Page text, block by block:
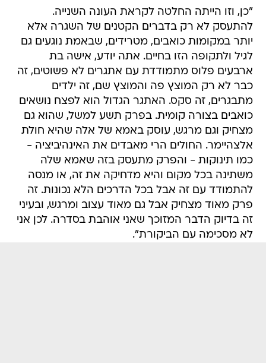
"כן, וזו הייתה החלטה לקראת העונה השנייה.
להתעסק לא רק בדברים הקטנים של השגרה אלא
יותר במקומות כואבים, מטרידים, שבאמת נוגעים גם
לגיל ולתקופה הזו בחיים. אתה יודע, אישה בת
ארבעים פלוס מתמודדת עם אתגרים לא פשוטים, זה
כבר לא רק המוצץ פה והמוצץ שם, זה ילדים
מתבגרים, זה סקס. האתגר הגדול הוא לפצח נושאים
כואבים בצורה קומית. בפרק תשע למשל, שהוא גם
מצחיק וגם מרגש, עוסק באמא של אלה שהיא חולת
אלצהיימר. החולים הרי מאבדים את האינהיביציה -
כמו תינוקות - והפרק מתעסק בזה שאמא שלה
משתינה בכל מקום והיא מדחיקה את זה, או מנסה
להתמודד עם זה אבל בכל הדרכים הלא נכונות. זה
פרק מאוד מצחיק אבל גם מאוד עצוב ומרגש, ובעיני
זה בדיוק הדבר המזוכך שאני אוהבת בסדרה. לכן אני
לא מסכימה עם הביקורת".